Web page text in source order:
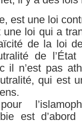
est une loi
une loi qui a
de la loi
de
il n’est pas
qui est
est